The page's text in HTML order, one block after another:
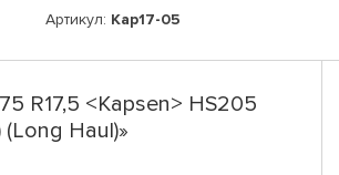
Артикул: Kap17-05
R17,5 <Kapsen> HS205
(Long Haul)»